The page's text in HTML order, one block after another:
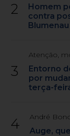
2
Homem
contra
Blumenau
3
Atenção,
Entorno
por
terça-
4 André
Auge,